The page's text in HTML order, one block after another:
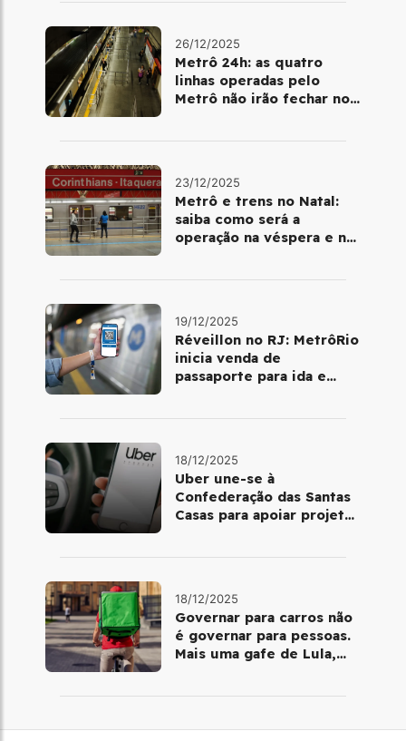
26/12/2025
Metrô 24h: as quatro
linhas operadas pelo
Metrô não irão fechar no
23/12/2025
Metrô e trens no Natal:
saiba como será a
operação na véspera e no
19/12/2025
Réveillon no RJ: MetrôRio
inicia venda de
passaporte para ida e
18/12/2025
Uber une-se à
Confederação das Santas
Casas para apoiar projetos
18/12/2025
Governar para carros não
é governar para pessoas.
Mais uma gafe de Lula,